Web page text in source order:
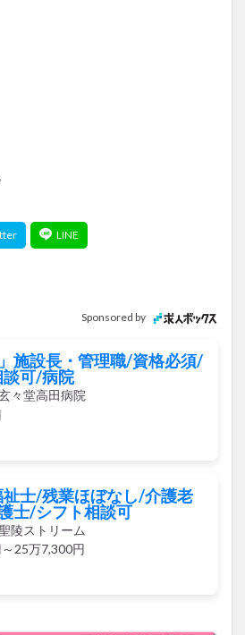
Sponsored by
施設長・管理職/資格必須/
可/病院
々堂高田病院
士/残業ほぼなし/介護老
士/シフト相談可
陵ストリーム
25万7,300円